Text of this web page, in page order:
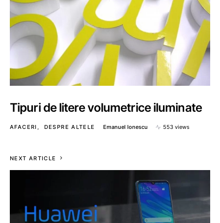
Tipuri de litere volumetrice iluminate
AFACERI DESPRE ALTELE Emanuel Ionescu 553 views
NEXT ARTICLE